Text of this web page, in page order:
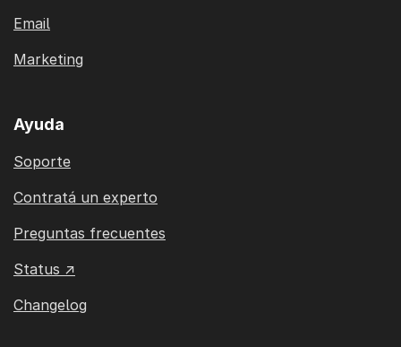
Email
Marketing
Ayuda
Soporte
Contratá un experto
Preguntas frecuentes
Status ↗
Changelog